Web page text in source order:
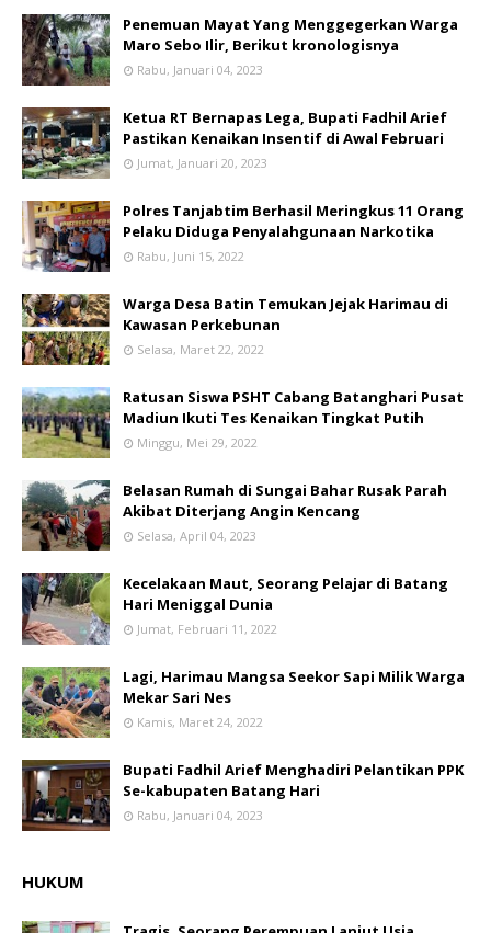
Penemuan Mayat Yang Menggegerkan Warga
Maro Sebo Ilir, Berikut kronologisnya
Rabu, Januari 04, 2023
Ketua RT Bernapas Lega, Bupati Fadhil Arief
Pastikan Kenaikan Insentif di Awal Februari
Jumat, Januari 20, 2023
Polres Tanjabtim Berhasil Meringkus 11 Orang
Pelaku Diduga Penyalahgunaan Narkotika
Rabu, Juni 15, 2022
Warga Desa Batin Temukan Jejak Harimau di
Kawasan Perkebunan
Selasa, Maret 22, 2022
Ratusan Siswa PSHT Cabang Batanghari Pusat
Madiun Ikuti Tes Kenaikan Tingkat Putih
Minggu, Mei 29, 2022
Belasan Rumah di Sungai Bahar Rusak Parah
Akibat Diterjang Angin Kencang
Selasa, April 04, 2023
Kecelakaan Maut, Seorang Pelajar di Batang
Hari Meniggal Dunia
Jumat, Februari 11, 2022
Lagi, Harimau Mangsa Seekor Sapi Milik Warga
Mekar Sari Nes
Kamis, Maret 24, 2022
Bupati Fadhil Arief Menghadiri Pelantikan PPK
Se-kabupaten Batang Hari
Rabu, Januari 04, 2023
HUKUM